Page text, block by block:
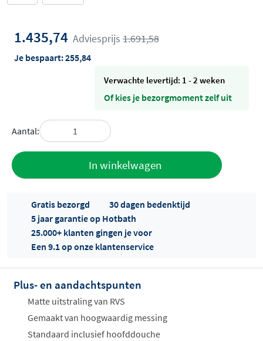
1.435,74 Adviesprijs 1.691,58
Je bespaart:255,84
Verwachte levertijd: 1 - 2 weken
Of kies je bezorgmoment zelf uit
Aantal:
In winkelwagen
Offertes
ophalen...
Gratis bezorgd
30 dagen bedenktijd
5 jaar garantie op Hotbath
25.000+ klanten gingen je voor
Een 9.1 op onze klantenservice
Plus- en aandachtspunten
Matte uitstraling van RVS
Gemaakt van hoogwaardig messing
Standaard inclusief hoofddouche